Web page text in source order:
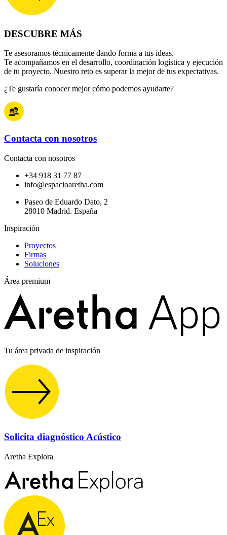
DESCUBRE MÁS
Te asesoramos técnicamente dando forma a tus ideas.
Te acompañamos en el desarrollo, coordinación logística y ejecución
de tu proyecto. Nuestro reto es superar la mejor de tus expectativas.
¿Te gustaría conocer mejor cómo podemos ayudarte?
Contacta con nosotros
Contacta con nosotros
+34 918 31 77 87
info@espacioaretha.com
Paseo de Eduardo Dato, 2
28010 Madrid. España
Inspiración
Proyectos
Firmas
Soluciones
Área premium
Tu área privada de inspiración
Solicita diagnóstico Acústico
Aretha Explora